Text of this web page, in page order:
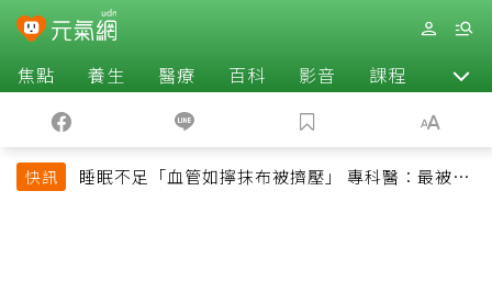
焦點 養生 醫療 百科 影音 課程 退休
快訊
睡眠不足「血管如擰抹布被擠壓」 專科醫：最被忽